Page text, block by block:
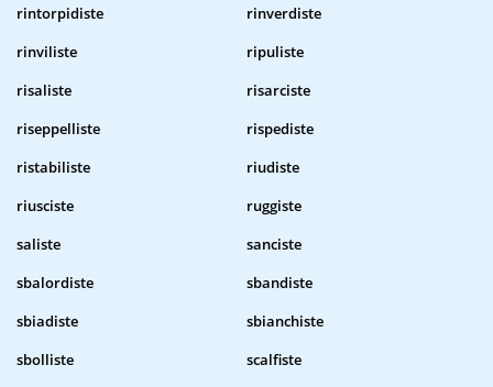
rintorpidiste
rinverdiste
rinviliste
ripuliste
risaliste
risarciste
riseppelliste
rispediste
ristabiliste
riudiste
riusciste
ruggiste
saliste
sanciste
sbalordiste
sbandiste
sbiadiste
sbianchiste
sbolliste
scalfiste